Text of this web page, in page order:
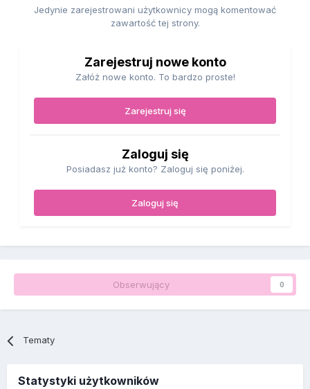
Jedynie zarejestrowani użytkownicy mogą komentować
zawartość tej strony.
Zarejestruj nowe konto
Załóż nowe konto. To bardzo proste!
Zarejestruj się
Zaloguj się
Posiadasz już konto? Zaloguj się poniżej.
Zaloguj się
Obserwujący 0
Tematy
Statystyki użytkowników